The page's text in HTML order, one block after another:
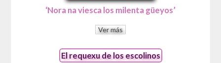
‘Nora na viesca los milenta güeyos’
Ver más
El requexu de los escolinos